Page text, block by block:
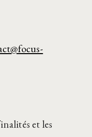
et les